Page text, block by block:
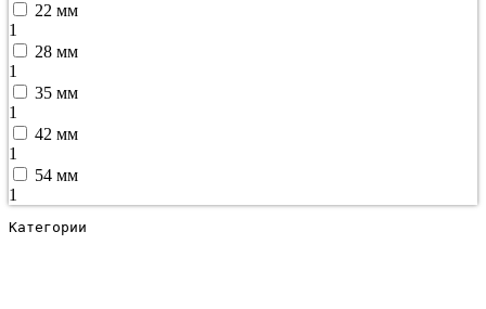
22 мм
1
28 мм
1
35 мм
1
42 мм
1
54 мм
1
Категории